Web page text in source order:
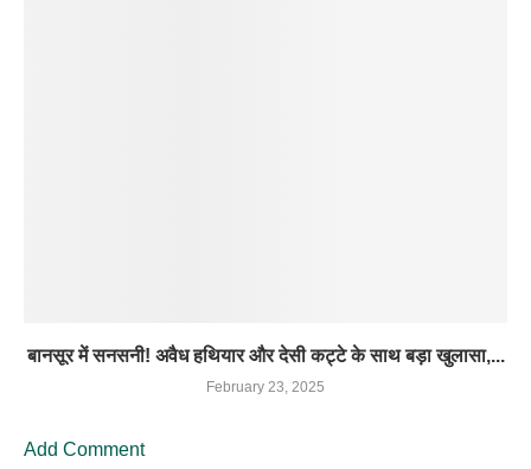
बानसूर में सनसनी! अवैध हथियार और देसी कट्टे के साथ बड़ा खुलासा,...
February 23, 2025
Add Comment